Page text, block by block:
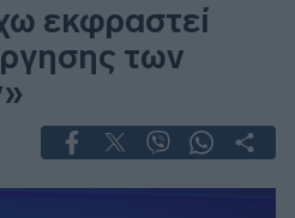
εκφραστεί
των